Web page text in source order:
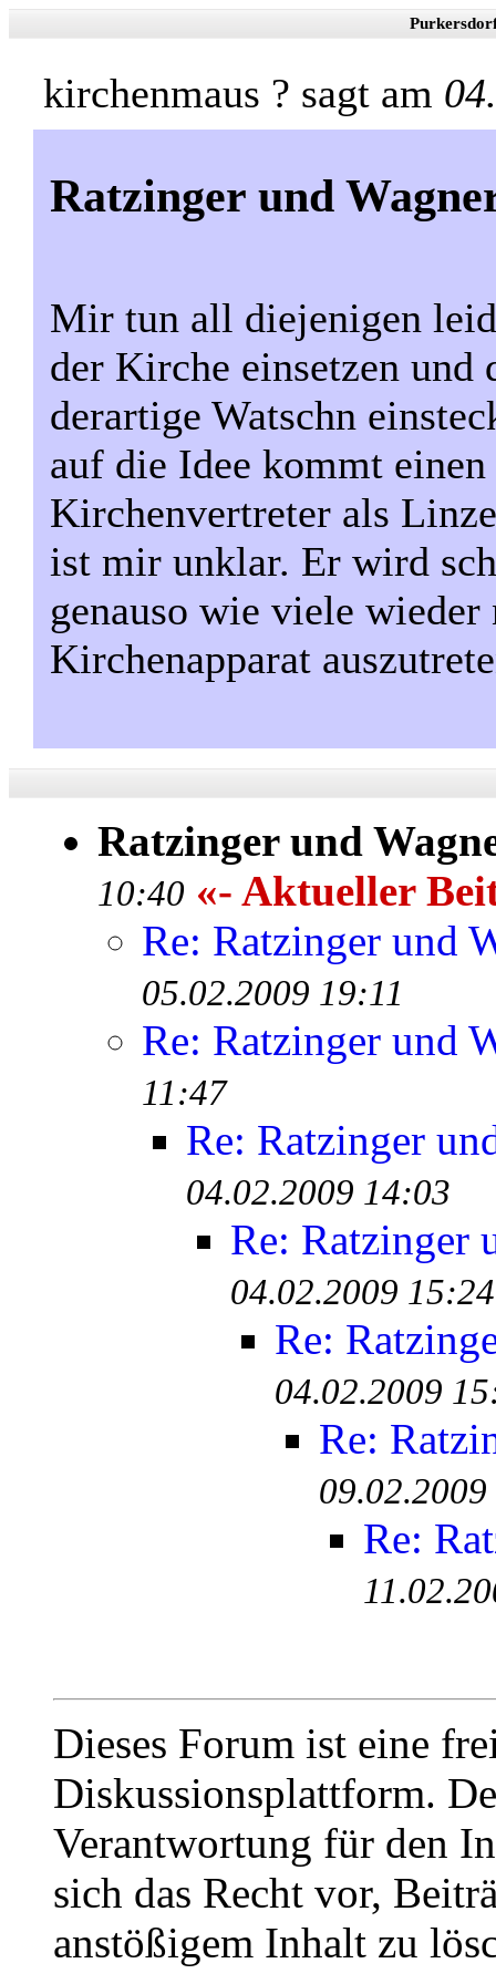
kirchenmaus ? sagt am
Ratzinger und
Mir tun all diejenigen
der Kirche einsetzen und
derartige Watschn
auf die Idee kommt
Kirchenvertreter als
ist mir unklar. Er wird
genauso wie viele wieder
Kirchenapparat
Ratzinger und
10:40 «- Aktueller
Re: Ratzinger und
05.02.2009 19:11
Re: Ratzinger und
11:47
Re: Ratzinger
04.02.2009 14:03
Re: Ratzinger
04.02.2009 15:24
Re:
04.02.2009
Re:
Re:
Dieses Forum ist eine
Diskussionsplattform.
Verantwortung für den
sich das Recht vor,
anstößigem Inhalt zu